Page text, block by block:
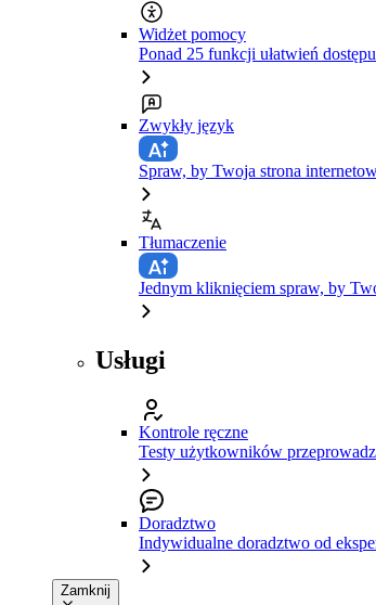
Widżet pomocy
Ponad 25 funkcji ułatwień
Zwykły język
Spraw, by Twoja strona
Tłumaczenie
Jednym kliknięciem spraw, by
Usługi
Kontrole ręczne
Testy użytkowników
Doradztwo
Indywidualne doradztwo od
Zamknij